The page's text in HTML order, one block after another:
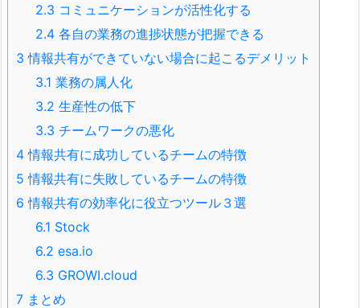
2.3 コミュニケーションが活性化する
2.4 各自の業務の進捗状態が把握できる
3 情報共有ができていない場合に起こるデメリット
3.1 業務の属人化
3.2 生産性の低下
3.3 チームワークの悪化
4 情報共有に成功しているチームの特徴
5 情報共有に失敗しているチームの特徴
6 情報共有の効率化に役立つツール３選
6.1 Stock
6.2 esa.io
6.3 GROWI.cloud
7 まとめ